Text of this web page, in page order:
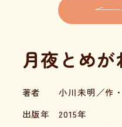
月夜とめが
著者
小川未明／作
出版年
2015年